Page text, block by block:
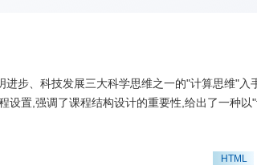
步、科技发展三大科学思维之一的"计算思维"入
置,强调了课程结构设计的重要性,给出了一种以
HTML